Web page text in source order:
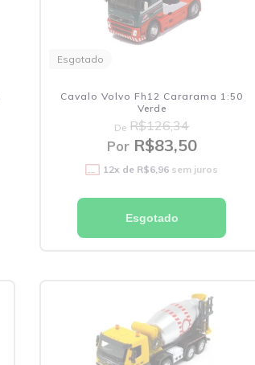
Esgotado
Cavalo Volvo Fh12 Cararama 1:50
Verde
De R$126,34
PorR$83,50
12x de R$6,96 sem juros
Esgotado